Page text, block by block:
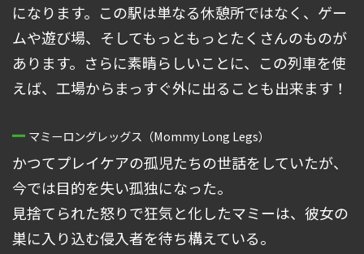
になります。この駅は単なる休憩所ではなく、ゲー
ムや遊び場、そしてもっともっとたくさんのものが
あります。さらに素晴らしいことに、この列車を使
えば、工場からまっすぐ外に出ることも出来ます！
マミーロングレッグス（Mommy Long Legs）
かつてプレイケアの孤児たちの世話をしていたが、
今では目的を失い孤独になった。
見捨てられた怒りで狂気と化したマミーは、彼女の
巣に入り込む侵入者を待ち構えている。